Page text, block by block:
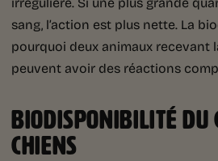
sang, l’action est plus nette. La
pourquoi deux animaux recevant
peuvent avoir des réactions
BIODISPONIBILITÉ DU
CHIENS